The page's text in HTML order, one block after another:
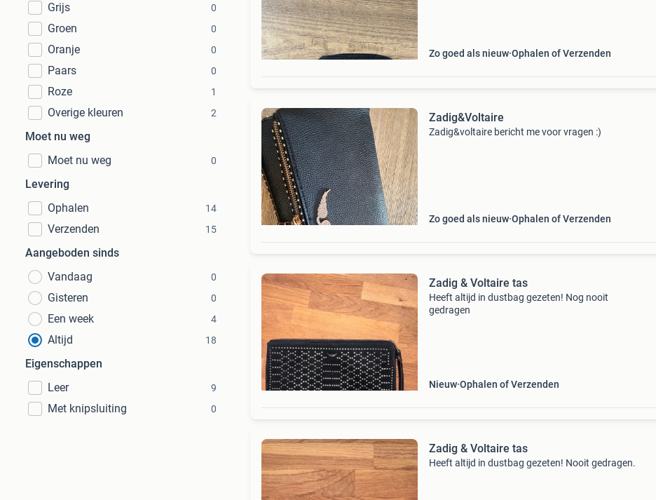
Grijs 0
Groen 0
Oranje 0
Paars 0
Roze 1
Overige kleuren 2
Moet nu weg
Moet nu weg
0
Levering
Ophalen
14
Verzenden 15
Aangeboden sinds
Vandaag
0
Gisteren 0
Een week 4
Altijd 18
Eigenschappen
Leer
9
Met knipsluiting 0
Zo goed als nieuw Ophalen of Verzenden
Zadig&Voltaire
Zadig&voltaire bericht me voor vragen :)
Zo goed als nieuw Ophalen of Verzenden
Zadig & Voltaire tas
Heeft altijd in dustbag gezeten! Nog nooit
gedragen
Nieuw Ophalen of Verzenden
Zadig & Voltaire tas
Heeft altijd in dustbag gezeten! Nooit gedragen.